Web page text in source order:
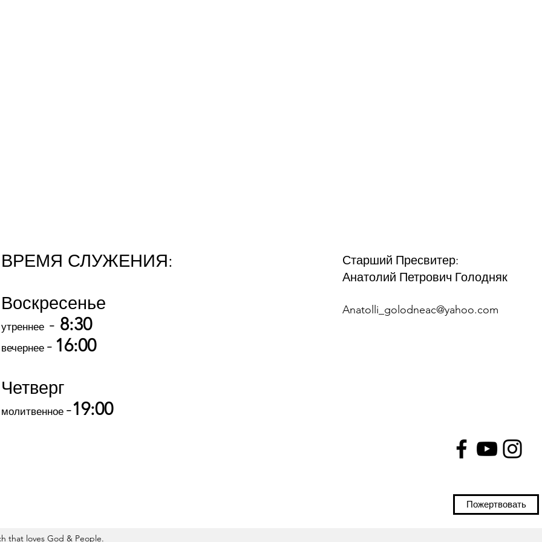
ВРЕМЯ СЛУЖЕНИЯ:
Воскресенье
утреннее - 8:30
вечернее - 16:00
Четверг
молитвенное -19:00
Старший Пресвитер:
Анатолий Петрович Голодняк
Anatolli_golodneac@yahoo.com
Пожертвовать
that loves God & People.